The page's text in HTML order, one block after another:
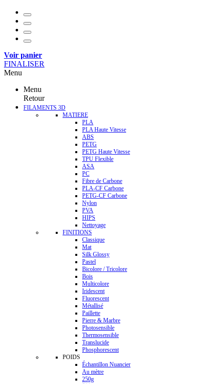
Voir panier
FINALISER
Menu
Menu
Retour
FILAMENTS 3D
MATIERE
PLA
PLA Haute Vitesse
ABS
PETG
PETG Haute Vitesse
TPU Flexible
ASA
PC
Fibre de Carbone
PLA-CF Carbone
PETG-CF Carbone
Nylon
PVA
HIPS
Nettoyage
FINITIONS
Classique
Mat
Silk Glossy
Pastel
Bicolore / Tricolore
Bois
Multicolore
Iridescent
Fluorescent
Métallisé
Paillette
Pierre & Marbre
Photosensible
Thermosensible
Translucide
Phosphorescent
POIDS
Échantillon Nuancier
Au mètre
250g